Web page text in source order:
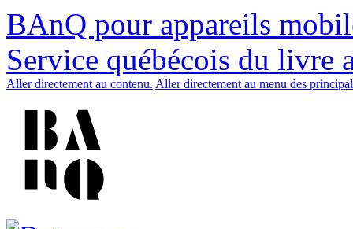
BAnQ pour appareils
Service québécois du livre
Aller directement au contenu. Aller directement au menu des